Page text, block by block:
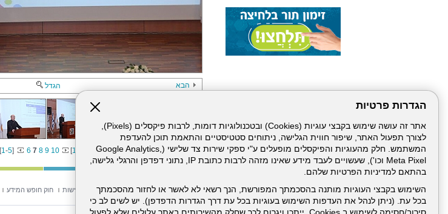
הגדרות פרטיות
אתר זה עושה שימוש בקבצי עוגיות (Cookies) ובטכנולוגיות דומות, לרבות פיקסלים (Pixels),
לצורך תפעול האתר, שיפור חווית הגלישה, ניתוחים סטטיסטיים והתאמת תוכן להעדפת
המשתמש. חלק מהעוגיות והפיקסלים מופעלים ע"י ספקי שירות צד שלישי (Google Analytics,
Meta Pixel וכו'), שעשויים לעבד מידע שאינו מזהה לרבות כתובת IP, נתוני דפדפן והרגלי גלישה,
בהתאם למדיניות הפרטיות שלהם.
השימוש בקבצי העוגיות מותנה בהסכמתך המפורשת, הנך רשאי לא לאשר או לחזור מהסכמתך
בכל עת. (ניתן לנהל את העדפות השימוש בעוגיות בכל עת דרך הגדרות הדפדפן). יש לשים לב כי
הגדל הבא
[1-5] 6 7 8 9 10 [11
עמוד הבית תנאי שימוש באתר מפת אתר הצהרת נגישות חוק חופש המידע